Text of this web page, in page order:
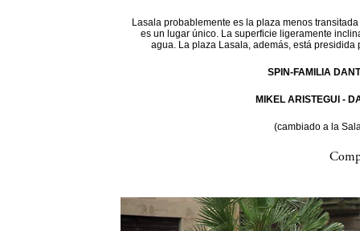
Lasala probablemente es la plaza menos
es un lugar único. La superficie ligeramente
agua. La plaza Lasala, además, está
SPIN-FAMILIA
MIKEL ARISTEGUI -
(cambiado a la